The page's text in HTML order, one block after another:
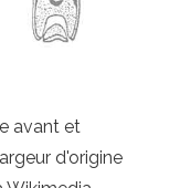
avant et
d'origine